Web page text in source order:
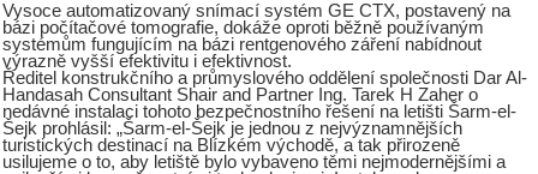
Vysoce automatizovaný snímací systém GE CTX, postavený na
bázi počítačové tomografie, dokáže oproti běžně používaným
systémům fungujícím na bázi rentgenového záření nabídnout
výrazně vyšší efektivitu i efektivnost.
Ředitel konstrukčního a průmyslového oddělení společnosti Dar Al-
Handasah Consultant Shair and Partner Ing. Tarek H Zaher o
nedávné instalaci tohoto bezpečnostního řešení na letišti Šarm-el-
Šejk prohlásil: „Šarm-el-Šejk je jednou z nejvýznamnějších
turistických destinací na Blízkém východě, a tak přirozeně
usilujeme o to, aby letiště bylo vybaveno těmi nejmodernějšími a